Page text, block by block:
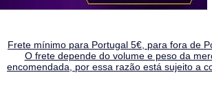
Frete mínimo para Portugal 5€, para fora de
O frete depende do volume e peso da
encomendada, por essa razão está sujeito a